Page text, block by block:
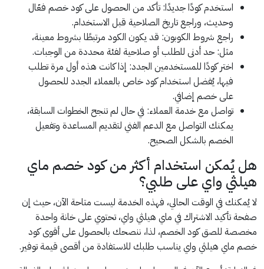
استخدم كودًا جديدًا: تأكد من الحصول على كود خصم فعّال
وحديث، وراجع تاريخ الصلاحية قبل الاستخدام.
راجع شروط الكوبون: قد يكون الكود مرتبطًا بشروط معينة،
مثل: حد أدنى للطلب أو صلاحية لفئة محددة من الوجبات.
اختر كودًا للمستخدمين الجدد: إذا كانت هذه أول مرة تطلب
فيها، يُفضل استخدام كود خاص بالعملاء الجدد للحصول
على خصم إضافي.
تواصل مع خدمة العملاء: في حال لم تنجح الخطوات السابقة،
يمكنك التواصل مع الدعم الفني لتقديم المساعدة وتفعيل
الخصم بالشكل الصحيح.
هل يُمكن استخدام أكثر من كود خصم ماي
هيلثي واي على طلبي؟
لا يُمكنك في الوقت الحالي، فهذه الخدمة ليست متاحة الآن، حيث إن
صفحة تأكيد الاشتراك في ماي هيلثي واي، تحتوي على خانة واحدة
مخصصة للصق كود الخصم، لذا، ننصحك بالحصول على أقوى كود
خصم ماي هيلثي واي يناسب طلبك للاستفادة من أقصى قيمة توفير.